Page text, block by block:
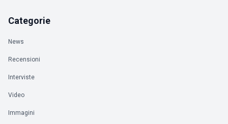
Categorie
News
Recensioni
Interviste
Video
Immagini